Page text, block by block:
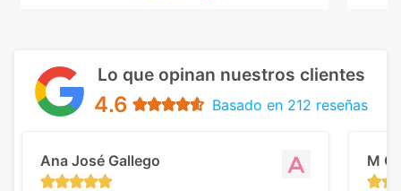
Lo que opinan nuestros clientes
4.6 Basado en 212 reseñas
Ana José Gallego M C